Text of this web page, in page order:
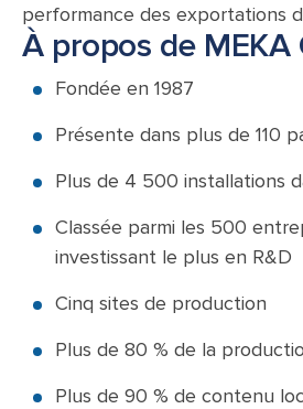
performance des exportations
À propos de MEKA
Fondée en 1987
Présente dans plus de 110
Plus de 4 500 installations
Classée parmi les 500
investissant le plus en R&D
Cinq sites de production
Plus de 80 % de la
Plus de 90 % de contenu